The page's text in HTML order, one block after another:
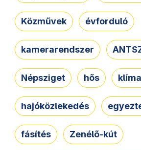
Közművek évforduló
kamerarendszer
Népsziget hős
hajóközlekedés
fásítés Zenélő-kút